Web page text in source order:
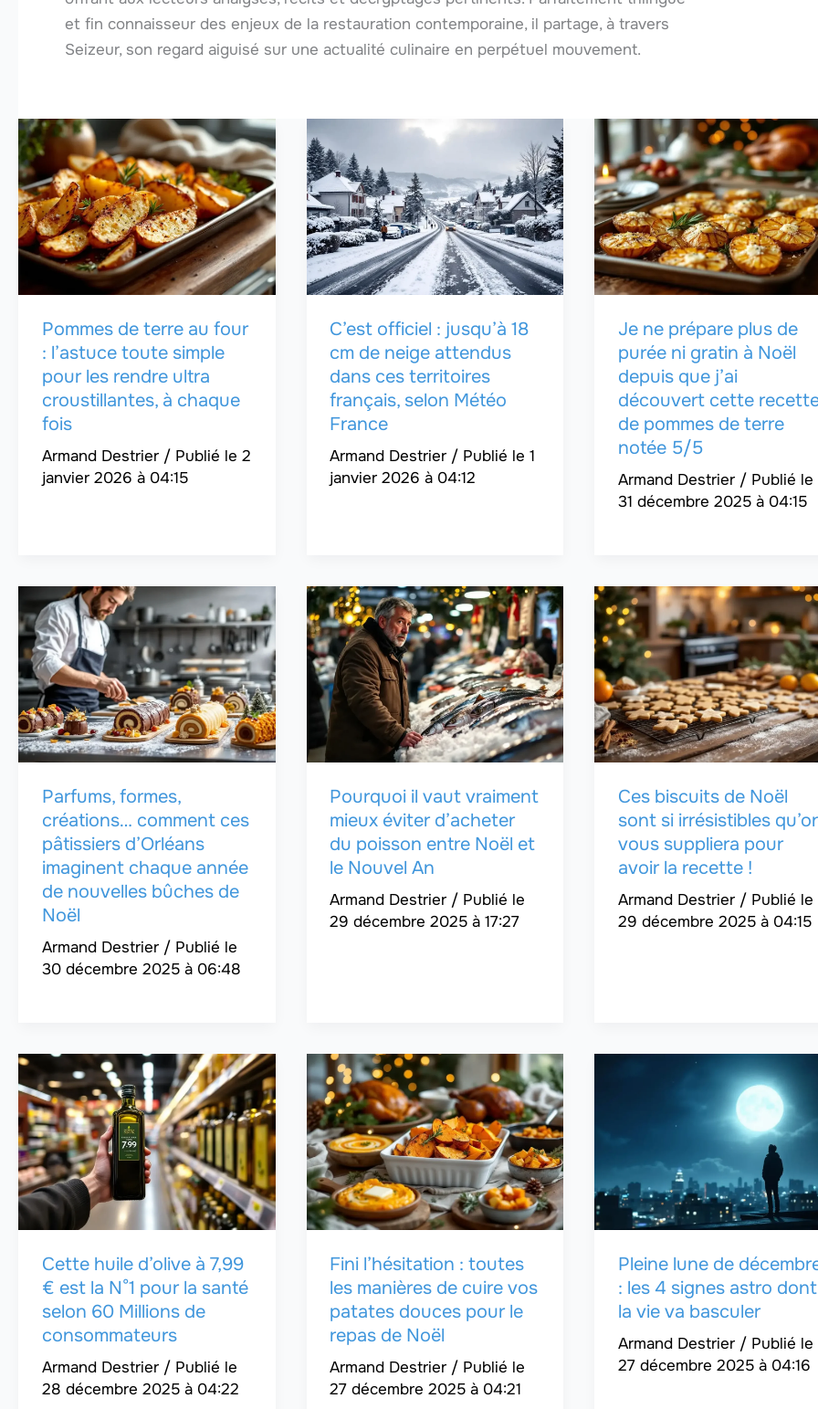
et fin connaisseur des enjeux de la restauration contemporaine, il partage, à travers
Seizeur, son regard aiguisé sur une actualité culinaire en perpétuel mouvement.
Pommes de terre au four
: l’astuce toute simple
pour les rendre ultra
croustillantes, à chaque
fois
Armand Destrier /
2
janvier 2026 à 04:15
C’est officiel : jusqu’à 18
cm de neige attendus
dans ces territoires
français, selon Météo
France
Armand Destrier /
1
janvier 2026 à 04:12
Je ne prépare plus de
purée ni gratin à Noël
depuis que j’ai
découvert cette
de pommes de terre
notée 5/5
Armand Destrier /
31 décembre 2025 à 04:15
Parfums, formes,
créations… comment ces
pâtissiers d’Orléans
imaginent chaque année
de nouvelles bûches de
Noël
Armand Destrier /
30 décembre 2025 à 06:48
Pourquoi il vaut vraiment
mieux éviter d’acheter
du poisson entre Noël et
le Nouvel An
Armand Destrier /
29 décembre 2025 à 17:27
Ces biscuits de Noël
sont si irrésistibles
vous suppliera pour
avoir la recette !
Armand Destrier /
29 décembre 2025 à 04:15
Cette huile d’olive à 7,99
€ est la N°1 pour la santé
selon 60 Millions de
consommateurs
Armand Destrier /
28 décembre 2025 à 04:22
Fini l’hésitation : toutes
les manières de cuire vos
patates douces pour le
repas de Noël
Armand Destrier /
27 décembre 2025 à 04:21
Pleine lune de
: les 4 signes astro dont
la vie va basculer
Armand Destrier /
27 décembre 2025 à 04:16